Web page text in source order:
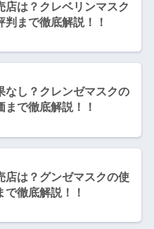
店は？クレベリンマスク
判まで徹底解説！！
なし？クレンゼマスクの
まで徹底解説！！
店は？グンゼマスクの使
で徹底解説！！